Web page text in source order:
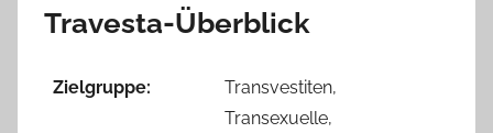
Travesta-Überblick
Zielgruppe:
Transvestiten,
Transexuelle,